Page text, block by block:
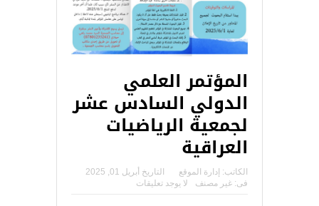
المؤتمر العلمي
الدولي السادس عشر
لجمعية الرياضيات
العراقية
الكاتب: إدارة الموقع التاريخ أبريل 01, 2025
فى: غير مصنف لا يوجد تعليقات